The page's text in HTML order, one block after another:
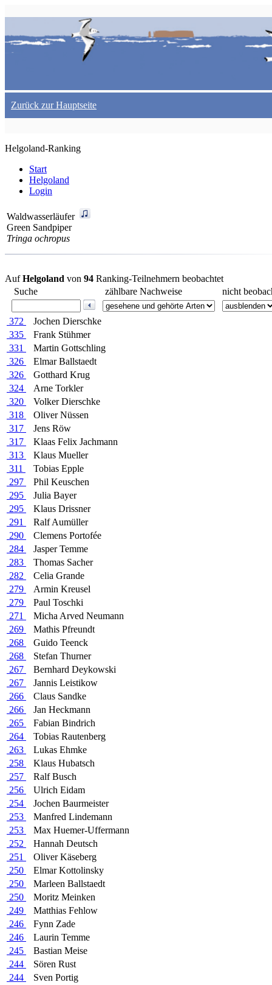
Zurück zur Hauptseite
Helgoland-Ranking
Start
Helgoland
Login
Waldwasserläufer
Green Sandpiper
Tringa ochropus
AufHelgoland von 94 Ranking-Teilnehmern beobachtet
Suche
zählbare Nachweise nicht
372
Jochen Dierschke
335
Frank Stühmer
331
Martin Gottschling
326
Elmar Ballstaedt
326
Gotthard Krug
324
Arne Torkler
320
Volker Dierschke
318
Oliver Nüssen
317
Jens Röw
317
Klaas Felix Jachmann
313
Klaus Mueller
311
Tobias Epple
297
Phil Keuschen
295
Julia Bayer
295
Klaus Drissner
291
Ralf Aumüller
290
Clemens Portofée
284
Jasper Temme
283
Thomas Sacher
282
Celia Grande
279
Armin Kreusel
279
Paul Toschki
271
Micha Arved Neumann
269
Mathis Pfreundt
268
Guido Teenck
268
Stefan Thurner
267
Bernhard Deykowski
267
Jannis Leistikow
266
Claus Sandke
266
Jan Heckmann
265
Fabian Bindrich
264
Tobias Rautenberg
263
Lukas Ehmke
258
Klaus Hubatsch
257
Ralf Busch
256
Ulrich Eidam
254
Jochen Baurmeister
253
Manfred Lindemann
253
Max Huemer-Uffermann
252
Hannah Deutsch
251
Oliver Käseberg
250
Elmar Kottolinsky
250
Marleen Ballstaedt
250
Moritz Meinken
249
Matthias Fehlow
246
Fynn Zade
246
Laurin Temme
245
Bastian Meise
244
Sören Rust
244
Sven Portig